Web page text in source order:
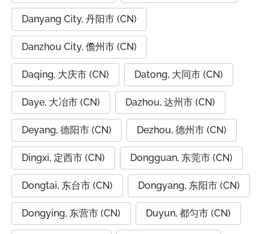
Danyang City, 丹阳市 (CN)
Danzhou City, 儋州市 (CN)
Daqing, 大庆市 (CN) Datong, 大同市 (CN)
Daye, 大冶市 (CN) Dazhou, 达州市 (CN)
Deyang, 德阳市 (CN) Dezhou, 德州市 (CN)
Dingxi, 定西市 (CN) Dongguan, 东莞市 (CN)
Dongtai, 东台市 (CN) Dongyang, 东阳市 (CN)
Dongying, 东营市 (CN) Duyun, 都匀市 (CN)